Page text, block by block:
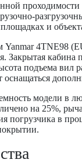
и
4TNE98
Закрытая
подъема
оснащаться
модели в
на 25%,
погрузчика в